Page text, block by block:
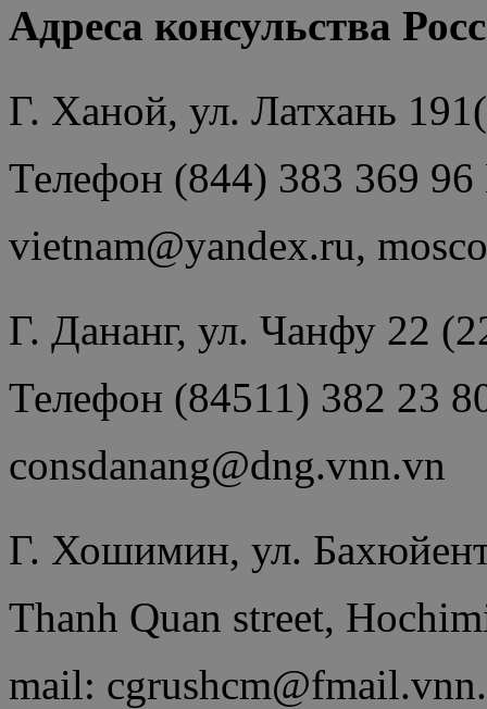
Адреса консульства
Г. Ханой, ул. Латхань
Телефон (844) 383 369
vietnam@yandex.ru,
Г. Дананг, ул. Чанфу 22
Телефон (84511) 382 23
consdanang@dng.vnn.vn
Г. Хошимин, ул.
Thanh Quan street,
mail: